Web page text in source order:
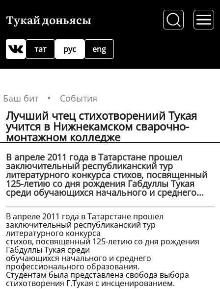
Тукай доньясы
рус
тат eng
Баш бит События
Лучший чтец стихотворениий Тукая
учится в Нижнекамском сварочно-
монтажном колледже
В апреле 2011 года в Татарстане прошел
заключительный республиканский тур
литературного конкурса стихов, посвященный
125-летию со дня рождения Габдуллы Тукая
среди обучающихся начального и среднего...
В апреле 2011 года в Татарстане прошел
заключительный республиканский тур
литературного конкурса
стихов, посвященный 125-летию со дня рождения
Габдуллы Тукая среди
обучающихся начального и среднего
профессионального образования.
Студентам была представлена свобода выбора
стихотворения Г.Тукая с инсценированием.